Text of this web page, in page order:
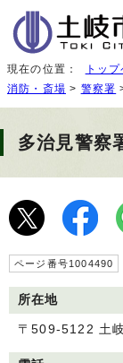
現在の位置： トッ
消防・斎場 > 警察署
多治見警察
ページ番号1004490
所在地
〒509-5122 土